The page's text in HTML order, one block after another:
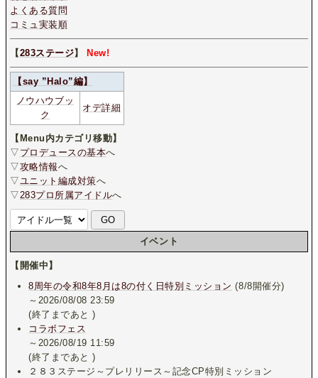
よくある質問
コミュ実装順
【283ステージ】 New!
【say ”Halo”編】
ノウハウブッ
ク
オデ詳細
【Menu内カテゴリ移動】
▽ プロデュースの基本へ
▽攻略情報へ
▽ユニット編成対策へ
▽283プロ所属アイドルへ
イベント
【開催中】
8周年の令和8年8月は8の付く日特別ミッション (8/8開催分)
～2026/08/08 23:59
(終了まであと)
コラボフェス
～2026/08/19 11:59
(終了まであと)
２８３ステージ～プレリリース～記念CP特別ミッション